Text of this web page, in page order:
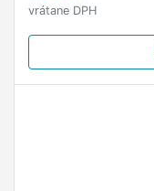
vrátane DPH